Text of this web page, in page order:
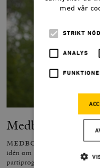
Medborgarlön
MEDBORGARLÖN DEL 4.
idén om medborgarlön på så
partiprogrammet är
med vår
STRIKT
ANALYS